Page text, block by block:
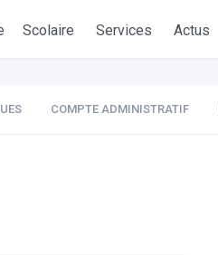
Scolaire Services Actus
COMPTE ADMINISTRATIF